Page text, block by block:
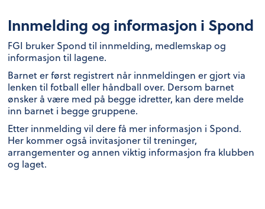
Innmelding og informasjon i Spond
FGI bruker Spond til innmelding, medlemskap og
informasjon til lagene.
Barnet er først registrert når innmeldingen er gjort via
lenken til fotball eller håndball over. Dersom barnet
ønsker å være med på begge idretter, kan dere melde
inn barnet i begge gruppene.
Etter innmelding vil dere få mer informasjon i Spond.
Her kommer også invitasjoner til treninger,
arrangementer og annen viktig informasjon fra klubben
og laget.